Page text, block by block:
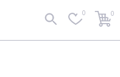
0 0